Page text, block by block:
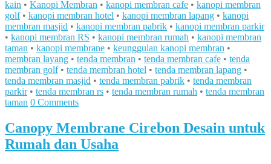
kain • Kanopi Membran • kanopi membran cafe • kanopi membran
golf• kanopi membran hotel • kanopi membran lapang • kanopi
membran masjid • kanopi membran pabrik • kanopi membran parkir
• kanopi membran RS • kanopi membran rumah • kanopi membran
taman • kanopi membrane • keunggulan kanopi membran •
membran layang • tenda membran • tenda membran cafe • tenda
membran golf• tenda membran hotel • tenda membran lapang •
tenda membran masjid • tenda membran pabrik • tenda membran
parkir• tenda membran rs • tenda membran rumah • tenda membran
taman 0 Comments
Canopy Membrane Cirebon Desain untuk
Rumah dan Usaha